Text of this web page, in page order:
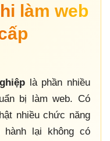
làm web
là phần nhiều
bị làm web. Có
nhiều chức năng
lại không có